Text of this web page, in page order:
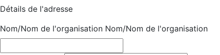
Détails de l'adresse
Nom/Nom de l'organisation Nom/Nom de l'organisation